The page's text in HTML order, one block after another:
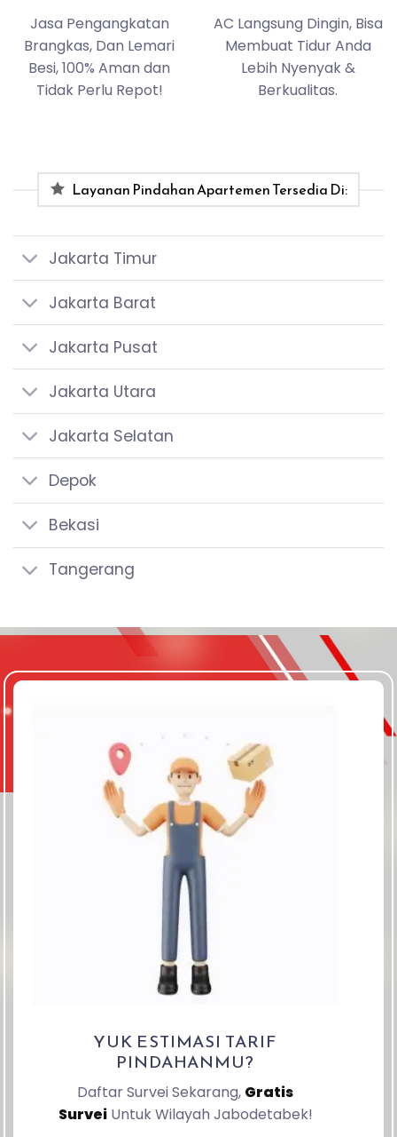
Jasa Pengangkatan
Brangkas, Dan Lemari
Besi, 100% Aman dan
Tidak Perlu Repot!
AC Langsung Dingin, Bisa
Membuat Tidur Anda
Lebih Nyenyak &
Berkualitas.
Layanan Pindahan Apartemen Tersedia Di:
Jakarta Timur
Jakarta Barat
Jakarta Pusat
Jakarta Utara
Jakarta Selatan
Depok
Bekasi
Tangerang
YUK ESTIMASI TARIF
PINDAHANMU?
Daftar Survei Sekarang, Gratis
SurveiUntuk Wilayah Jabodetabek!